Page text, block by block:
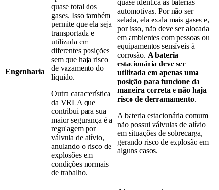
Engenharia
quase total dos
gases. Isso também
permite que ela seja
transportada e
utilizada em
diferentes posições
sem que haja risco
de vazamento do
líquido.
Outra característica
da VRLA que
contribui para sua
maior segurança é a
regulagem por
válvula de alívio,
anulando o risco de
explosões em
condições normais
de trabalho.
quase idêntica às baterias
automotivas. Por não ser
selada, ela exala mais gases e,
por isso, não deve ser alocada
em ambientes com pessoas ou
equipamentos sensíveis à
corrosão. A bateria
estacionária deve ser
utilizada em apenas uma
posição para funcione da
maneira correta e não haja
risco de derramamento.
A bateria estacionária comum
não possui válvulas de alívio
em situações de sobrecarga,
gerando risco de explosão em
alguns casos.